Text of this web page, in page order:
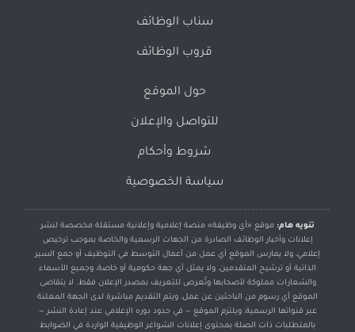
سناب الوظائف
قروب الوظائف
حول الموقع
للتواصل والإعلان
شروط وأحكام
سياسة الخصوصية
تنويه هام: موقع «أي وظيفة» منصة إعلامية وإعلانية مستقلة مخصصة لنشر
إعلانات وأخبار الوظائف الصادرة من الجهات الرسمية والخاصة بموجب ترخيص
إعلامي، ولا يمارس الموقع أي عمل من أعمال التوسط في التوظيف أو جمع السير
الذاتية أو ترشيح المتقدمين، ولا يمثل أي جهة حكومية أو خاصة، وجميع الأسماء
والشعارات مملوكة لأصحابها وتُعرض للتعريف بمصدر الإعلان فقط. لا يتقاضى
الموقع أي رسوم من الباحثين عن عمل، ويتم التقديم مباشرة لدى الجهة المعلنة
عبر قنواتها الرسمية، ويلتزم الموقع — في حدود دوره الإعلامي عند إعادة النشر —
بالمتطلبات ذات الصلة بمحتوى إعلانات الشواغر الوظيفية الواردة في الضوابط